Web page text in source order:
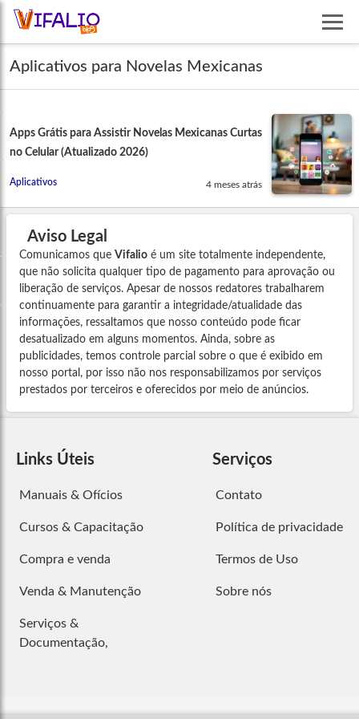
Aplicativos para Novelas Mexicanas
Apps Grátis para Assistir Novelas Mexicanas Curtas
no Celular (Atualizado 2026)
Aplicativos 4 meses atrás
Aviso Legal
Comunicamos que Vifalio é um site totalmente independente,
que não solicita qualquer tipo de pagamento para aprovação ou
liberação de serviços. Apesar de nossos redatores trabalharem
continuamente para garantir a integridade/atualidade das
informações, ressaltamos que nosso conteúdo pode ficar
desatualizado em alguns momentos. Ainda, sobre as
publicidades, temos controle parcial sobre o que é exibido em
nosso portal, por isso não nos responsabilizamos por serviços
prestados por terceiros e oferecidos por meio de anúncios.
Links Úteis
Manuais & Ofícios
Cursos & Capacitação
Compra e venda
Venda & Manutenção
Serviços &
Documentação,
Serviços
Contato
Política de privacidade
Termos de Uso
Sobre nós